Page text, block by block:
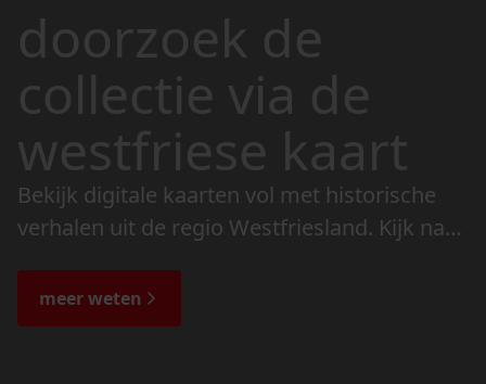
doorzoek de
collectie via de
westfriese kaart
Bekijk digitale kaarten vol met historische
verhalen uit de regio Westfriesland. Kijk naar
de bijzondere verhalen.
meer weten